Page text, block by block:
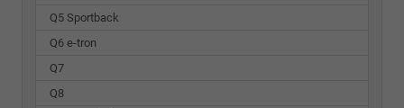
Q5 Sportback
Q6 e-tron
Q7
Q8